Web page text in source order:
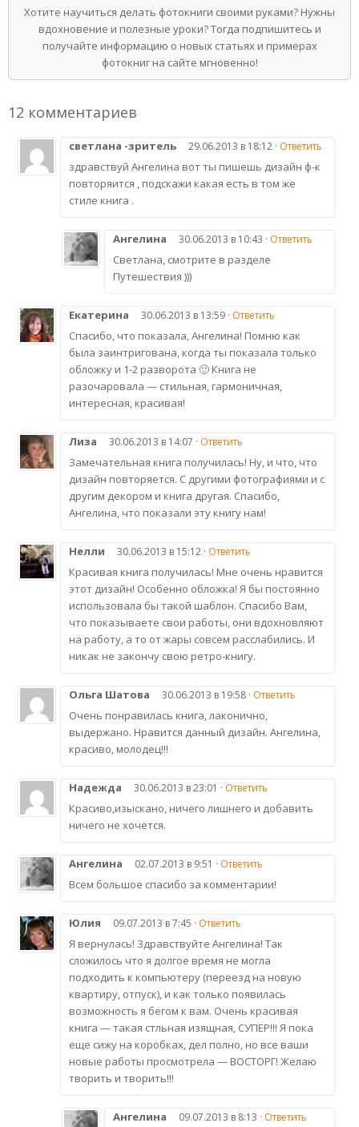
Хотите научиться делать фотокниги своими руками? Нужны
вдохновение и полезные уроки? Тогда подпишитесь и
получайте информацию о новых статьях и примерах
фотокниг на сайте мгновенно!
12 комментариев
светлана -зритель 29.06.2013 в 18:12 · Ответить
здравствуй Ангелина вот ты пишешь дизайн ф-к
повторяится , подскажи какая есть в том же
стиле книга .
Ангелина 30.06.2013 в 10:43 · Ответить
Светлана, смотрите в разделе
Путешествия )))
Екатерина 30.06.2013 в 13:59 · Ответить
Спасибо, что показала, Ангелина! Помню как
была заинтригована, когда ты показала только
обложку и 1-2 разворота 🙂 Книга не
разочаровала — стильная, гармоничная,
интересная, красивая!
Лиза 30.06.2013 в 14:07 · Ответить
Замечательная книга получилась! Ну, и что, что
дизайн повторяется. С другими фотографиями и с
другим декором и книга другая. Спасибо,
Ангелина, что показали эту книгу нам!
Нелли 30.06.2013 в 15:12 · Ответить
Красивая книга получилась! Мне очень нравится
этот дизайн! Особенно обложка! Я бы постоянно
использовала бы такой шаблон. Спасибо Вам,
что показываете свои работы, они вдохновляют
на работу, а то от жары совсем расслабились. И
никак не закончу свою ретро-книгу.
Ольга Шатова 30.06.2013 в 19:58 · Ответить
Очень понравилась книга, лаконично,
выдержано. Нравится данный дизайн. Ангелина,
красиво, молодец!!!
Надежда 30.06.2013 в 23:01 · Ответить
Красиво,изыскано, ничего лишнего и добавить
ничего не хочется.
Ангелина 02.07.2013 в 9:51 · Ответить
Всем большое спасибо за комментарии!
Юлия 09.07.2013 в 7:45 · Ответить
Я вернулась! Здравствуйте Ангелина! Так
сложилось что я долгое время не могла
подходить к компьютеру (переезд на новую
квартиру, отпуск), и как только появилась
возможность я бегом к вам. Очень красивая
книга — такая стльная изящная, СУПЕР!!! Я пока
еще сижу на коробках, дел полно, но все ваши
новые работы просмотрела — ВОСТОРГ! Желаю
творить и творить!!!
Ангелина 09.07.2013 в 8:13 · Ответить